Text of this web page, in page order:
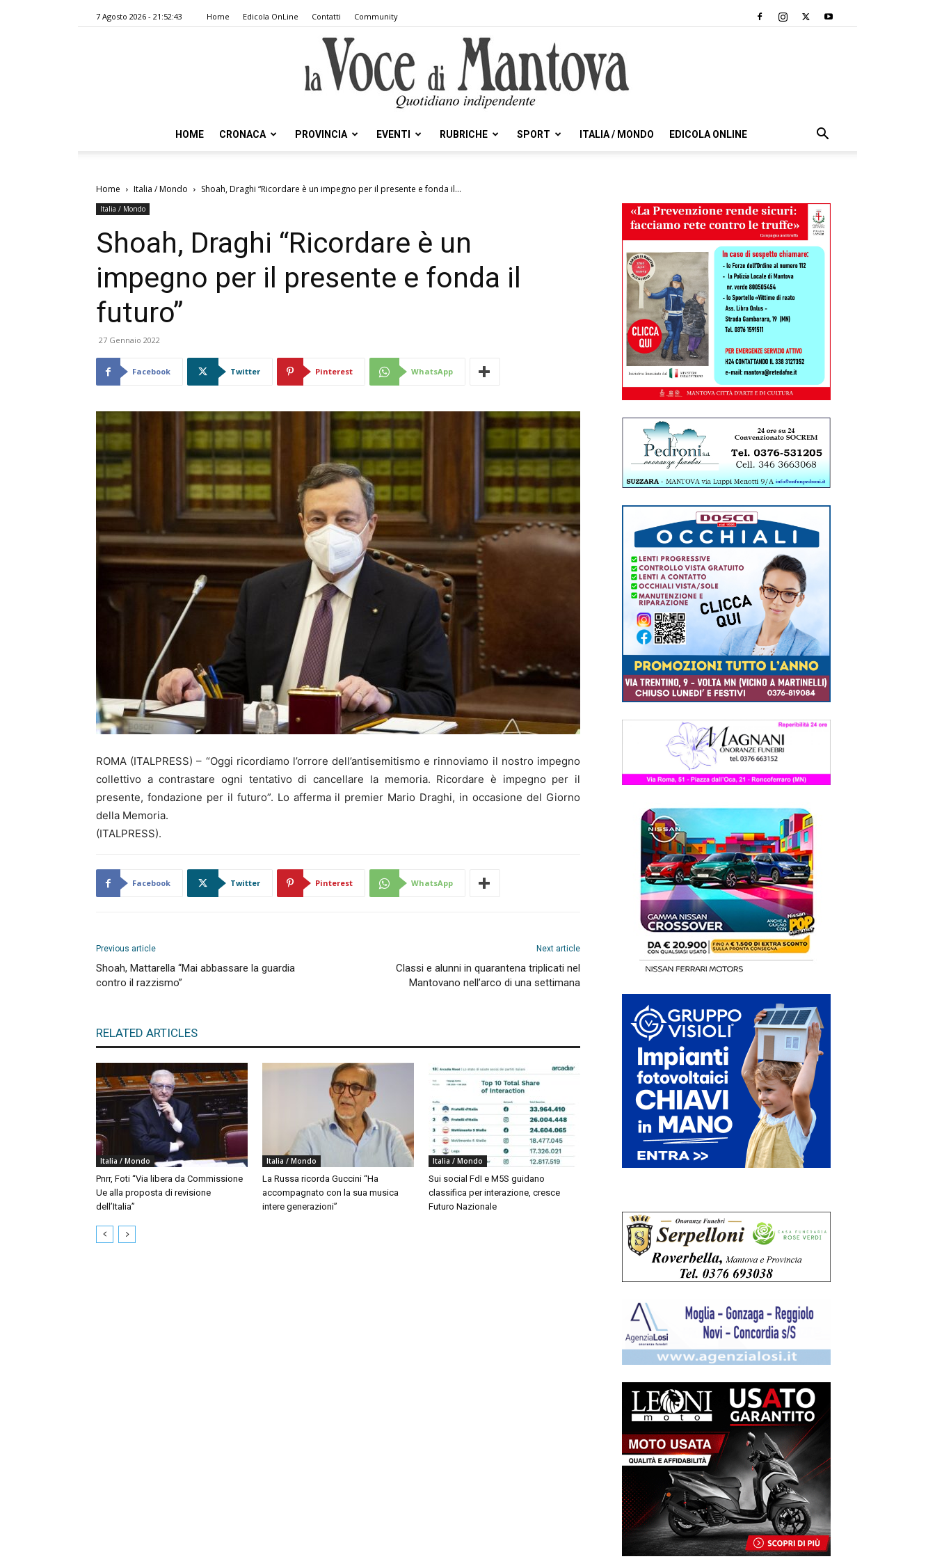
7 Agosto 2026 - 21:52:43 Home Edicola OnLine Contatti Community
Mantova
HOME CRONACA PROVINCIA EVENTI RUBRICHE SPORT ITALIA / MONDO EDICOLA ONLINE
Home Italia / Mondo Shoah, Draghi “Ricordare è un impegno per il presente e fonda il...
Italia / Mondo
Shoah, Draghi “Ricordare è un
impegno per il presente e fonda il
futuro”
27 Gennaio 2022
Facebook Twitter Pinterest WhatsApp
ROMA (ITALPRESS) – “Oggi ricordiamo l’orrore dell’antisemitismo e rinnoviamo il nostro impegno
collettivo a contrastare ogni tentativo di cancellare la memoria. Ricordare è impegno per il
presente, fondazione per il futuro”. Lo afferma il premier Mario Draghi, in occasione del Giorno
della Memoria.
(ITALPRESS).
Facebook Twitter Pinterest WhatsApp
Previous article
Shoah, Mattarella “Mai abbassare la guardia
contro il razzismo”
Next article
Classi e alunni in quarantena triplicati nel
Mantovano nell’arco di una settimana
RELATED ARTICLES
Italia / Mondo
Pnrr, Foti “Via libera da Commissione
Ue alla proposta di revisione
dell’Italia”
Italia / Mondo
La Russa ricorda Guccini “Ha
accompagnato con la sua musica
intere generazioni”
Italia / Mondo
Sui social FdI e M5S guidano
classifica per interazione, cresce
Futuro Nazionale